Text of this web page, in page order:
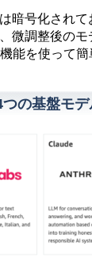
暗号化されて
微調整後の
能を使って
の基盤モデ